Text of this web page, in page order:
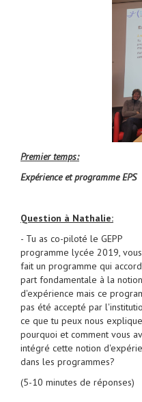
Premier temps:
Expérience et programme EPS
Question à Nathalie:
- Tu as co-piloté le GEPP
programme lycée 2019,
fait un programme qui
part fondamentale à la notion
d'expérience mais ce
pas été accepté par
ce que tu peux nous
pourquoi et comment vous
intégré cette notion
dans les programmes?
(5-10 minutes de réponses)